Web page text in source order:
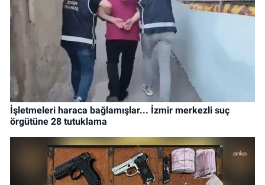
İşletmeleri haraca bağlamışlar... İzmir merkezli suç
örgütüne 28 tutuklama